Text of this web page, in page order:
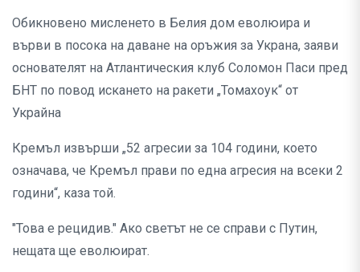
Обикновено мисленето в Белия дом еволюира и
върви в посока на даване на оръжия за Украна, заяви
основателят на Атлантическия клуб Соломон Паси пред
БНТ по повод искането на ракети „Томахоук“ от
Украйна
Кремъл извърши „52 агресии за 104 години, което
означава, че Кремъл прави по една агресия на всеки 2
години“, каза той.
"Това е рецидив." Ако светът не се справи с Путин,
нещата ще еволюират.